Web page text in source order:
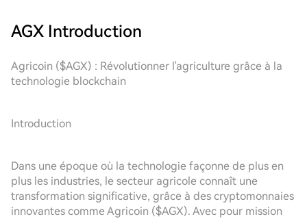
AGX Introduction
Agricoin ($AGX) : Révolutionner l'agriculture grâce à la
technologie blockchain
Introduction
Dans une époque où la technologie façonne de plus en
plus les industries, le secteur agricole connaît une
transformation significative, grâce à des cryptomonnaies
innovantes comme Agricoin ($AGX). Avec pour mission